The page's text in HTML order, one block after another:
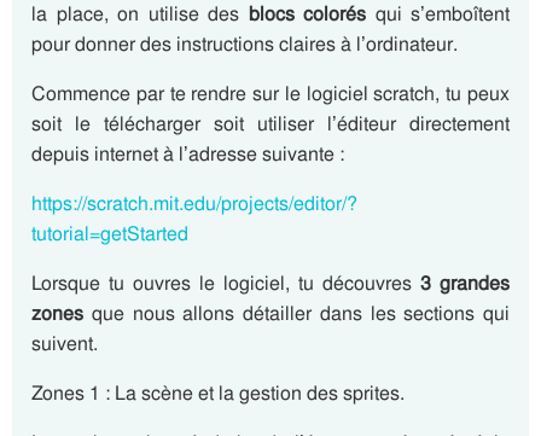
la place, on utilise des blocs colorés qui s’emboîtent
pour donner des instructions claires à l’ordinateur.
Commence par te rendre sur le logiciel scratch, tu peux
soit le télécharger soit utiliser l’éditeur directement
depuis internet à l’adresse suivante :
https://scratch.mit.edu/projects/editor/?
tutorial=getStarted
Lorsque tu ouvres le logiciel, tu découvres 3 grandes
zones que nous allons détailler dans les sections qui
suivent.
Zones 1 : La scène et la gestion des sprites.